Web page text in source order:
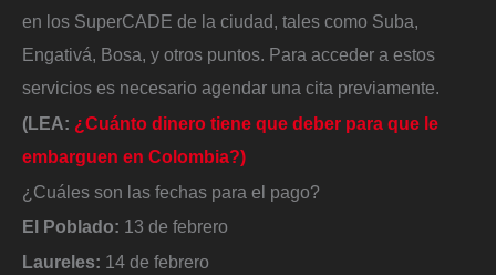
en los SuperCADE de la ciudad, tales como Suba,
Engativá, Bosa, y otros puntos. Para acceder a estos
servicios es necesario agendar una cita previamente.
(LEA: ¿Cuánto dinero tiene que deber para que le
embarguen en Colombia?)
¿Cuáles son las fechas para el pago?
El Poblado: 13 de febrero
Laureles: 14 de febrero